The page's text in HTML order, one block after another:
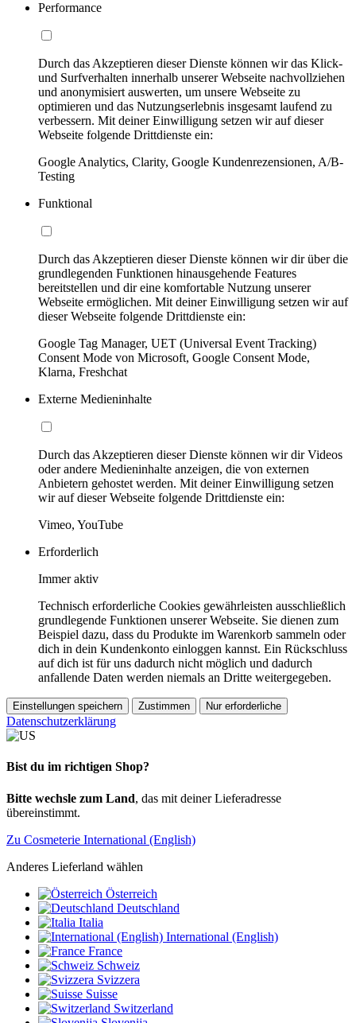
Performance
Durch das Akzeptieren dieser Dienste können wir das Klick-
und Surfverhalten innerhalb unserer Webseite nachvollziehen
und anonymisiert auswerten, um unsere Webseite zu
optimieren und das Nutzungserlebnis insgesamt laufend zu
verbessern. Mit deiner Einwilligung setzen wir auf dieser
Webseite folgende Drittdienste ein:
Google Analytics, Clarity, Google Kundenrezensionen, A/B-
Testing
Funktional
Durch das Akzeptieren dieser Dienste können wir dir über die
grundlegenden Funktionen hinausgehende Features
bereitstellen und dir eine komfortable Nutzung unserer
Webseite ermöglichen. Mit deiner Einwilligung setzen wir auf
dieser Webseite folgende Drittdienste ein:
Google Tag Manager, UET (Universal Event Tracking)
Consent Mode von Microsoft, Google Consent Mode,
Klarna, Freshchat
Externe Medieninhalte
Durch das Akzeptieren dieser Dienste können wir dir Videos
oder andere Medieninhalte anzeigen, die von externen
Anbietern gehostet werden. Mit deiner Einwilligung setzen
wir auf dieser Webseite folgende Drittdienste ein:
Vimeo, YouTube
Erforderlich
Immer aktiv
Technisch erforderliche Cookies gewährleisten ausschließlich
grundlegende Funktionen unserer Webseite. Sie dienen zum
Beispiel dazu, dass du Produkte im Warenkorb sammeln oder
dich in dein Kundenkonto einloggen kannst. Ein Rückschluss
auf dich ist für uns dadurch nicht möglich und dadurch
anfallende Daten werden niemals an Dritte weitergegeben.
Einstellungen speichern Zustimmen Nur erforderliche
Datenschutzerklärung
Bist du im richtigen Shop?
Bitte wechsle zum Land, das mit deiner Lieferadresse
übereinstimmt.
Zu Cosmeterie International (English)
Anderes Lieferland wählen
Österreich
Deutschland
Italia
International (English)
France
Schweiz
Svizzera
Suisse
Switzerland